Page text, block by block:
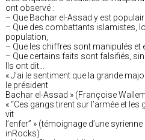
ont observé :
– Que Bachar el-Assad y est
– Que des combattants islamistes,
population,
– Que les chiffres sont manipulés et
– Que certains faits sont falsifiés,
Ils ont dit…
« J’ai le sentiment que la grande
le président
Bachar el-Assad » (Françoise
« “Ces gangs tirent sur l’armée et
vit
l’enfer” » (témoignage d’une
inRocks)